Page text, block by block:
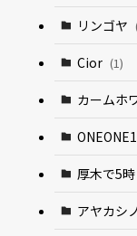
リンゴヤ
Cior (1)
カームホ
ONEONE1
厚木で5時
アヤカシ